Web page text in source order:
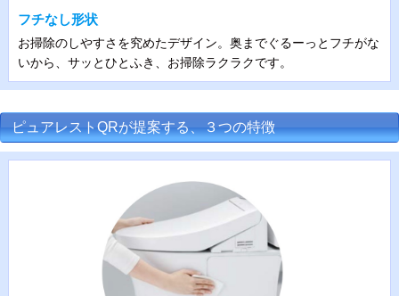
フチなし形状
お掃除のしやすさを究めたデザイン。奥までぐるーっとフチがな
いから、サッとひとふき、お掃除ラクラクです。
ピュアレストQRが提案する、３つの特徴